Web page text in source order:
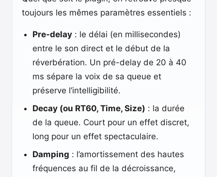
toujours les mêmes paramètres essentiels :
Pre-delay : le délai (en millisecondes)
entre le son direct et le début de la
réverbération. Un pré-delay de 20 à 40
ms sépare la voix de sa queue et
préserve l’intelligibilité.
Decay (ou RT60, Time, Size) : la durée
de la queue. Court pour un effet discret,
long pour un effet spectaculaire.
Damping : l’amortissement des hautes
fréquences au fil de la décroissance,